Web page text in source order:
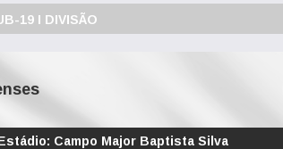
19 I DIVISÃO
Campo Major Baptista Silva